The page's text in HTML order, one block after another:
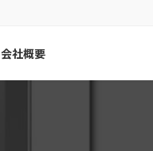
会社概要